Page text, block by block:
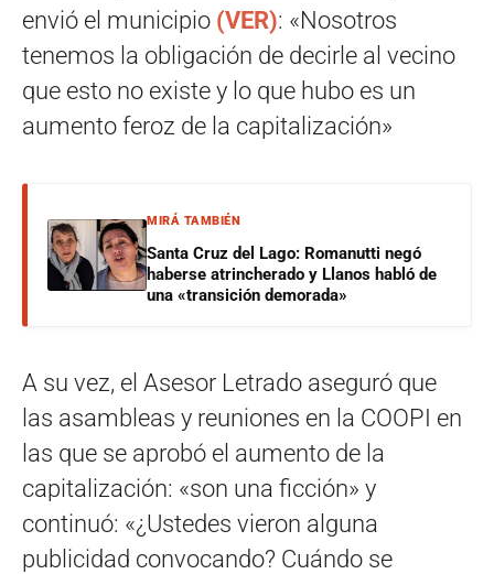
envió el municipio (VER): «Nosotros
tenemos la obligación de decirle al vecino
que esto no existe y lo que hubo es un
aumento feroz de la capitalización»
MIRÁ TAMBIÉN
Santa Cruz del Lago: Romanutti negó
haberse atrincherado y Llanos habló de
una «transición demorada»
A su vez, el Asesor Letrado aseguró que
las asambleas y reuniones en la COOPI en
las que se aprobó el aumento de la
capitalización: «son una ficción» y
continuó: «¿Ustedes vieron alguna
publicidad convocando? Cuándo se